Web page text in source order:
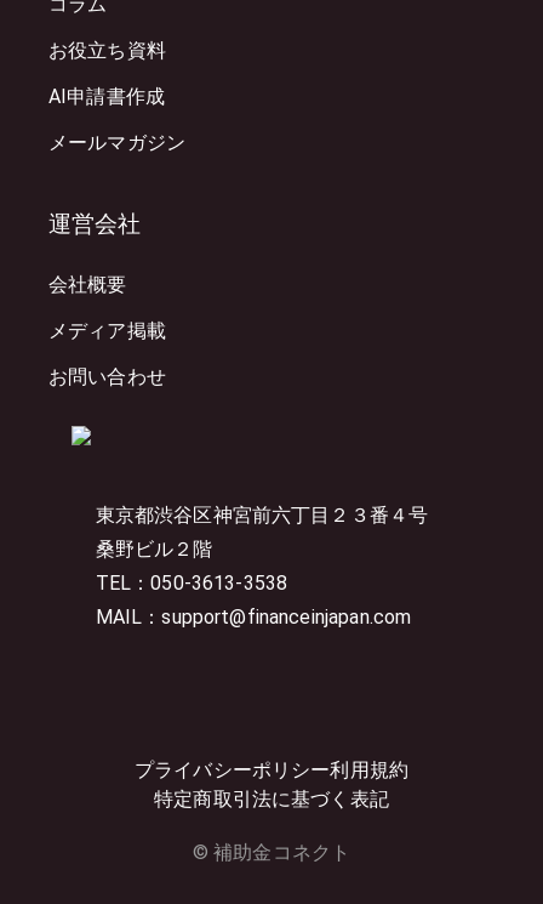
東京都渋谷区神宮前六丁目２３番４号
桑野ビル２階
TEL：050-3613-3538
MAIL：support@financeinjapan.com
プライバシーポリシー利用規約
特定商取引法に基づく表記
© 補助金コネクト
お役立ち資料
AI申請書作成
メールマガジン
運営会社
会社概要
メディア掲載
お問い合わせ